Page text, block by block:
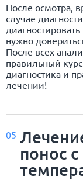
После осмотра,
случае
нужно
После всех
правильный
диагностика и
лечении!
05
понос